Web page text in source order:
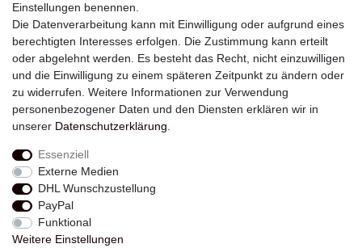
E-MAIL **
Einwilligung kann ich jederzeit widerrufen.**
Abonnieren
Widerrufs­recht
Daten­schutz­erklärung
Einstellungen benennen.
Die Datenverarbeitung kann mit Einwilligung oder aufgrund eines
berechtigten Interesses erfolgen. Die Zustimmung kann erteilt
oder abgelehnt werden. Es besteht das Recht, nicht einzuwilligen
und die Einwilligung zu einem späteren Zeitpunkt zu ändern oder
zu widerrufen. Weitere Informationen zur Verwendung
personenbezogener Daten und den Diensten erklären wir in
unserer Daten­schutz­erklärung
Essenziell
Externe Medien
DHL Wunschzustellung
PayPal
Funktional
Weitere Einstellungen